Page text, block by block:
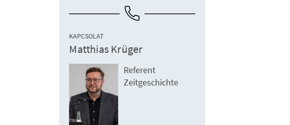
KAPCSOLAT
Matthias Krüger
Referent
Zeitgeschichte